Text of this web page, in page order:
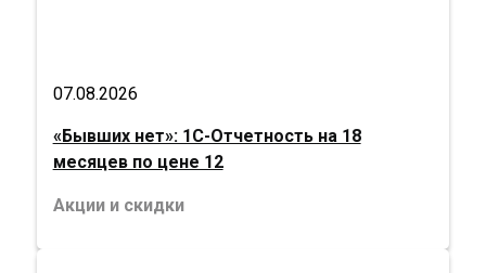
07.08.2026
«Бывших нет»: 1С-Отчетность на 18
месяцев по цене 12
Акции и скидки